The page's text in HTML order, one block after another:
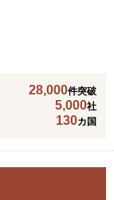
めの法務コンサ
武器とする力強
28,000件突破
5,000社
130カ国